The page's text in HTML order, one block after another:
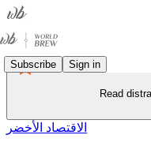
Subscribe Sign in
Read
الاقتصاد الأخضر